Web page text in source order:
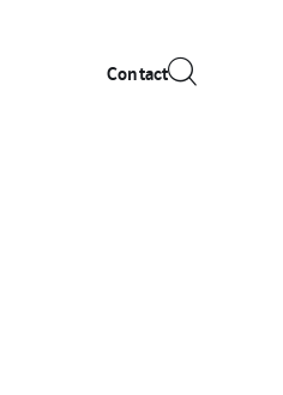
Contact